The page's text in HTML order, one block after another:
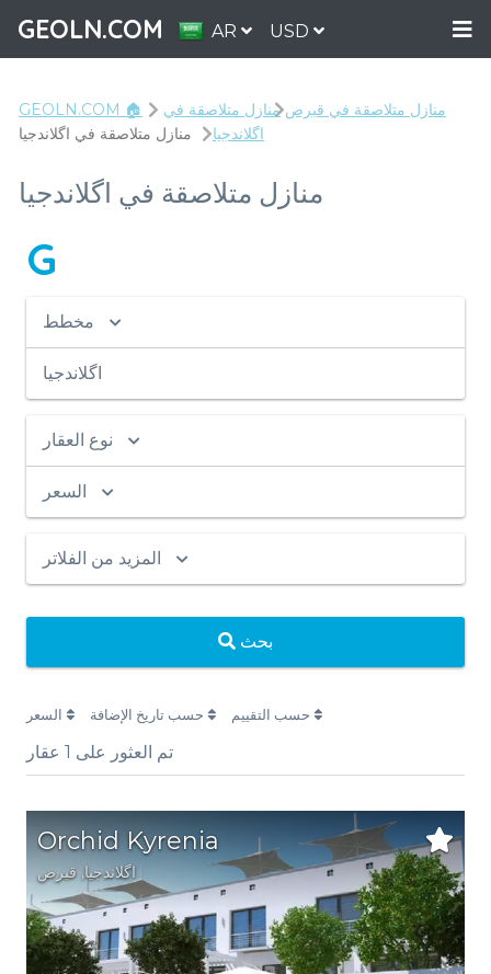
GEOLN.COM AR USD
GEOLN.COM 🏠 منازل متلاصقة في قبرص منازل متلاصقة في
اگلاندجیا
منازل متلاصقة في اگلاندجیا
منازل متلاصقة في اگلاندجیا
G
اگلاندجیا
نوع العقار
السعر
المزيد من الفلاتر
بحث
تم العثور على 1 عقار
Orchid Kyrenia
اگلاندجیا, قبرص